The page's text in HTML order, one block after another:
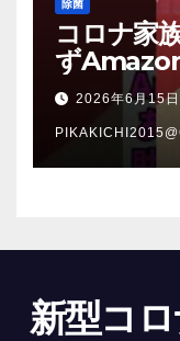
除菌
コロナ家
ず
介2026年6月15日
新型コ